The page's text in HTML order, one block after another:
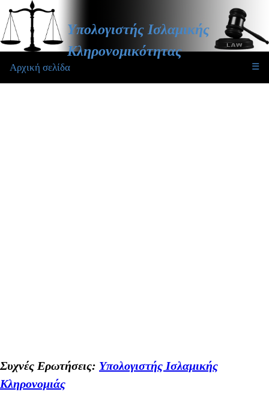
Υπολογιστής Ισλαμικής
Κληρονομικότητας
Αρχική σελίδα ☰
Συχνές Ερωτήσεις: Υπολογιστής Ισλαμικής
Κληρονομιάς